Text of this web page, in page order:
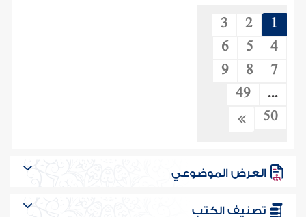
1
2
3
4
5
6
7
8
9
...
49
50
العرض الموضوعي
تصنيف الكتب